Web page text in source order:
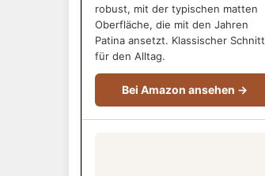
robust, mit der typischen matten
Oberfläche, die mit den Jahren
Patina ansetzt. Klassischer Schnitt
für den Alltag.
Bei Amazon ansehen →